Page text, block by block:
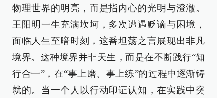
物理世界的明亮，而是指内心的光明与澄澈。
王阳明一生充满坎坷，多次遭遇贬谪与困境，
面临人生至暗时刻，这番坦荡之言展现出非凡
境界。这种境界并非天生，而是在不断践行“知
行合一”，在“事上磨、事上练”的过程中逐渐铸
就的。当一个人以行动印证认知，在实践中突